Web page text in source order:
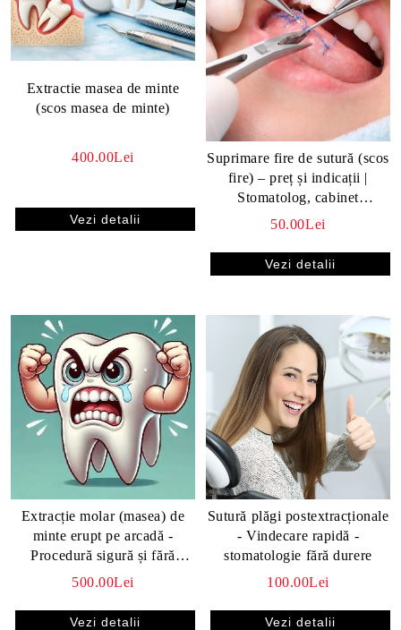
Extractie masea de minte
(scos masea de minte)
400.00Lei
Vezi detalii
Suprimare fire de sutură (scos
fire) – preț și indicații |
Stomatolog, cabinet
stomatologic Popești si Sector
50.00Lei
Vezi detalii
Extracție molar (masea) de
minte erupt pe arcadă -
Procedură sigură și fără
durere in cabinet stomatologic
500.00Lei
Vezi detalii
Sutură plăgi postextracționale
- Vindecare rapidă -
stomatologie fără durere
100.00Lei
Vezi detalii